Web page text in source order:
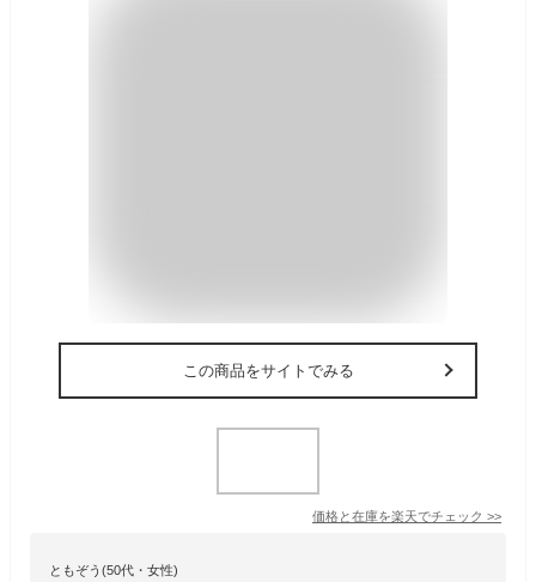
この商品をサイトでみる
価格と在庫を楽天でチェック >>
ともぞう(50代・女性)